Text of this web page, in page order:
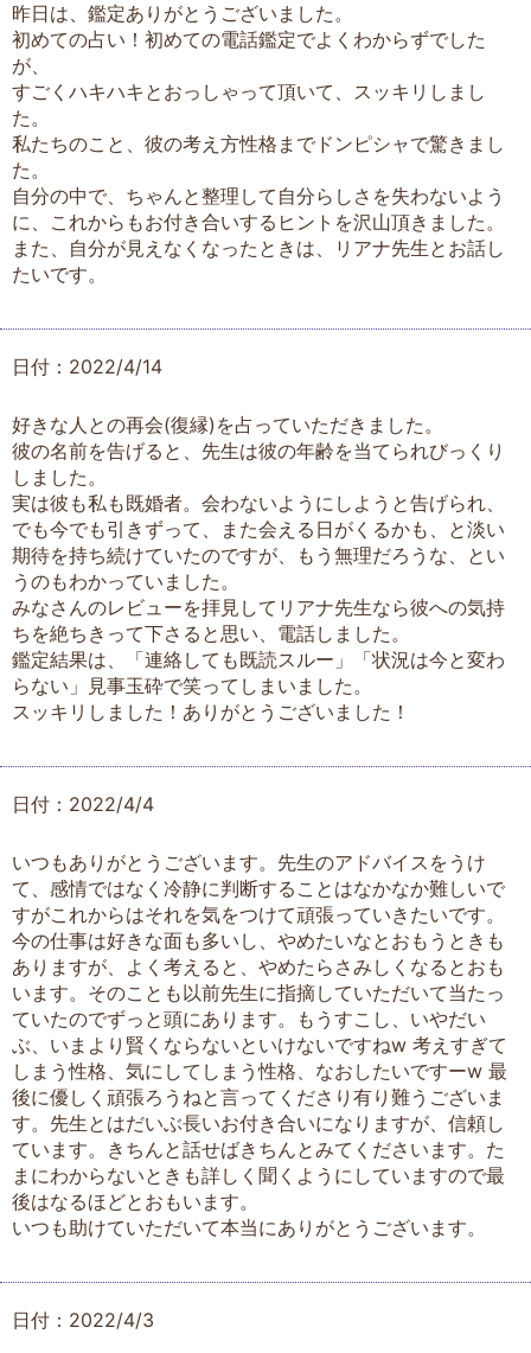
昨日は、鑑定ありがとうございました。
初めての占い！初めての電話鑑定でよくわからずでした
が、
すごくハキハキとおっしゃって頂いて、スッキリしまし
た。
私たちのこと、彼の考え方性格までドンピシャで驚きまし
た。
自分の中で、ちゃんと整理して自分らしさを失わないよう
に、これからもお付き合いするヒントを沢山頂きました。
また、自分が見えなくなったときは、リアナ先生とお話し
たいです。
日付：2022/4/14
好きな人との再会(復縁)を占っていただきました。
彼の名前を告げると、先生は彼の年齢を当てられびっくり
しました。
実は彼も私も既婚者。会わないようにしようと告げられ、
でも今でも引きずって、また会える日がくるかも、と淡い
期待を持ち続けていたのですが、もう無理だろうな、とい
うのもわかっていました。
みなさんのレビューを拝見してリアナ先生なら彼への気持
ちを絶ちきって下さると思い、電話しました。
鑑定結果は、「連絡しても既読スルー」「状況は今と変わ
らない」見事玉砕で笑ってしまいました。
スッキリしました！ありがとうございました！
日付：2022/4/4
いつもありがとうございます。先生のアドバイスをうけ
て、感情ではなく冷静に判断することはなかなか難しいで
すがこれからはそれを気をつけて頑張っていきたいです。
今の仕事は好きな面も多いし、やめたいなとおもうときも
ありますが、よく考えると、やめたらさみしくなるとおも
います。そのことも以前先生に指摘していただいて当たっ
ていたのでずっと頭にあります。もうすこし、いやだい
ぶ、いまより賢くならないといけないですねw 考えすぎて
しまう性格、気にしてしまう性格、なおしたいですーw 最
後に優しく頑張ろうねと言ってくださり有り難うございま
す。先生とはだいぶ長いお付き合いになりますが、信頼し
ています。きちんと話せばきちんとみてくださいます。た
まにわからないときも詳しく聞くようにしていますので最
後はなるほどとおもいます。
いつも助けていただいて本当にありがとうございます。
日付：2022/4/3